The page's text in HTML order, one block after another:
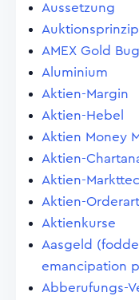
Aussetzung
Auktionsprinzip
AMEX Gold
Aluminium
Aktien-Margin
Aktien-Hebel
Aktien Money
Aktien-
Aktien-
Aktien-
Aktienkurse
Aasgeld
emancipation
Abberufungs-